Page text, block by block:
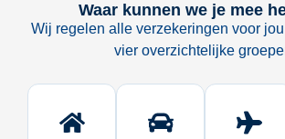
Waar kunnen we je mee
Wij regelen alle verzekeringen voor
vier overzichtelijke